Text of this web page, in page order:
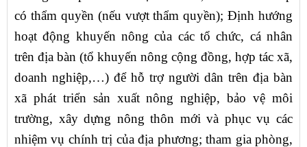
có thẩm quyền (nếu vượt thẩm quyền); Định hướng
hoạt động khuyến nông của các tổ chức, cá nhân
trên địa bàn (tổ khuyến nông cộng đồng, hợp tác xã,
doanh nghiệp,…) để hỗ trợ người dân trên địa bàn
xã phát triển sản xuất nông nghiệp, bảo vệ môi
trường, xây dựng nông thôn mới và phục vụ các
nhiệm vụ chính trị của địa phương; tham gia phòng,